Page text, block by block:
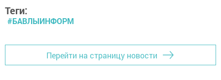
Теги:
#БАВЛЫИНФОРМ
Перейти на страницу новости